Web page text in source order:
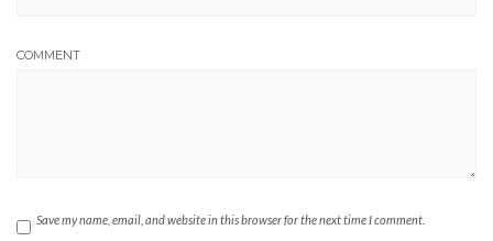
COMMENT
Save my name, email, and website in this browser for the next time I comment.